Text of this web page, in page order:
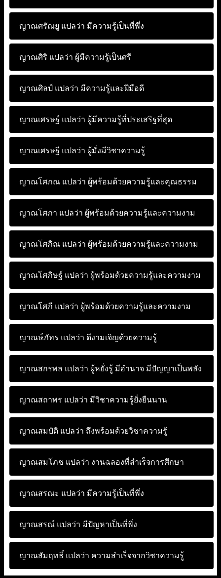
ญาณศรัณยู แปลว่า มีความรู้เป็นที่พึ่ง
ญาณศิริ แปลว่า ผู้มีความรู้เป็นศรี
ญาณศิลป์ แปลว่า มีความรู้และฝีมือดี
ญาณเศรษฐ์ แปลว่า ผู้มีความรู้ที่ประเสริฐที่สุด
ญาณเศรษฐี แปลว่า ผู้มั่งมีวิชาความรู้
ญาณโศภณ แปลว่า ผู้พร้อมด้วยความรู้และคุณธรรม
ญาณโศภา แปลว่า ผู้พร้อมด้วยความรู้และความงาม
ญาณโศภิณ แปลว่า ผู้พร้อมด้วยความรู้และความงาม
ญาณโศภิษฐ์ แปลว่า ผู้พร้อมด้วยความรู้และความงาม
ญาณโศภี แปลว่า ผู้พร้อมด้วยความรู้และความงาม
ญาณษ์ภัทร แปลว่า ดีงามเจิญด้วยความรู้
ญาณสกรพล แปลว่า ผู้หยั่งรู้ มีอำนาจ มีปัญญาเป็นพลัง
ญาณสถาพร แปลว่า มีวิชาความรู้ยั่งยืนนาน
ญาณสมบัติ แปลว่า ถึงพร้อมด้วยวิชาความรู้
ญาณสมโภช แปลว่า งานฉลองที่สำเร็จการศึกษา
ญาณสรณะ แปลว่า มีความรู้เป็นที่พึ่ง
ญาณสรณ์ แปลว่า มีปัญหาเป็นที่พึ่ง
ญาณสัมฤทธิ์ แปลว่า ความสำเร็จจากวิชาความรู้